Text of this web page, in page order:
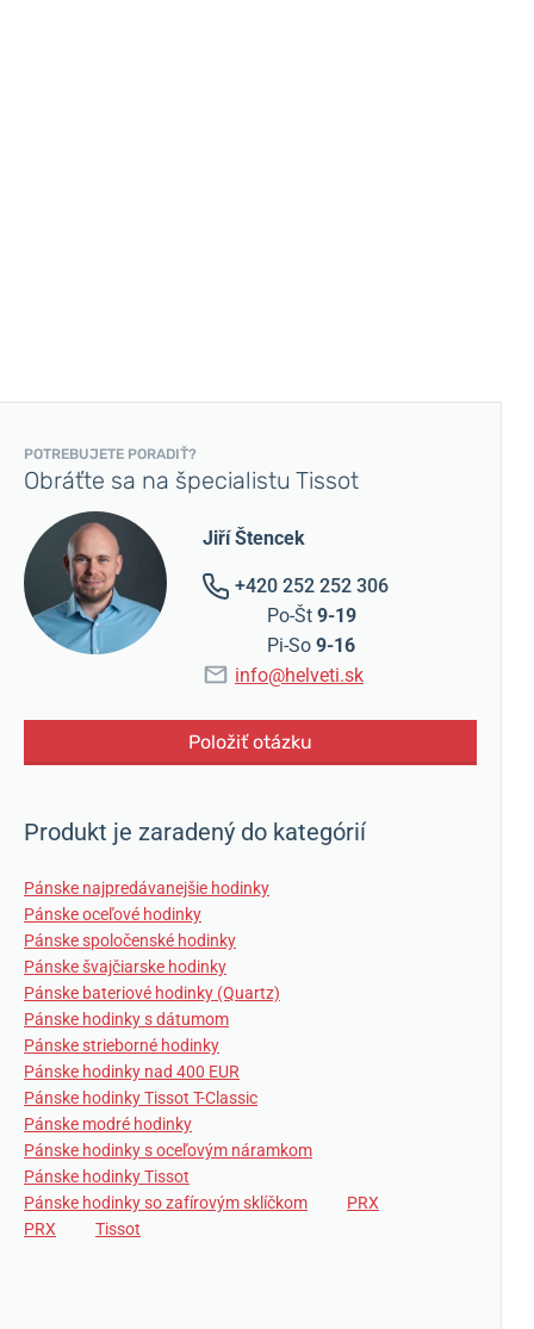
POTREBUJETE PORADIŤ?
Obráťte sa na špecialistu Tissot
Jiří Štencek
+420 252 252 306
Po-Št 9-19
Pi-So 9-16
info@helveti.sk
Položiť otázku
Produkt je zaradený do kategórií
Pánske najpredávanejšie hodinky
Pánske oceľové hodinky
Pánske spoločenské hodinky
Pánske švajčiarske hodinky
Pánske bateriové hodinky (Quartz)
Pánske hodinky s dátumom
Pánske strieborné hodinky
Pánske hodinky nad 400 EUR
Pánske hodinky Tissot T-Classic
Pánske modré hodinky
Pánske hodinky s oceľovým náramkom
Pánske hodinky Tissot
Pánske hodinky so zafírovým sklíčkom
PRX
PRX
Tissot